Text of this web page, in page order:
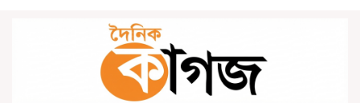
মহিত তালুকদারকে সংবর্ধনা
ফটিকছড়িতে প্রধানমন্ত্রী তারেক